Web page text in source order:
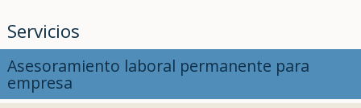
Servicios
Asesoramiento laboral permanente para
empresa